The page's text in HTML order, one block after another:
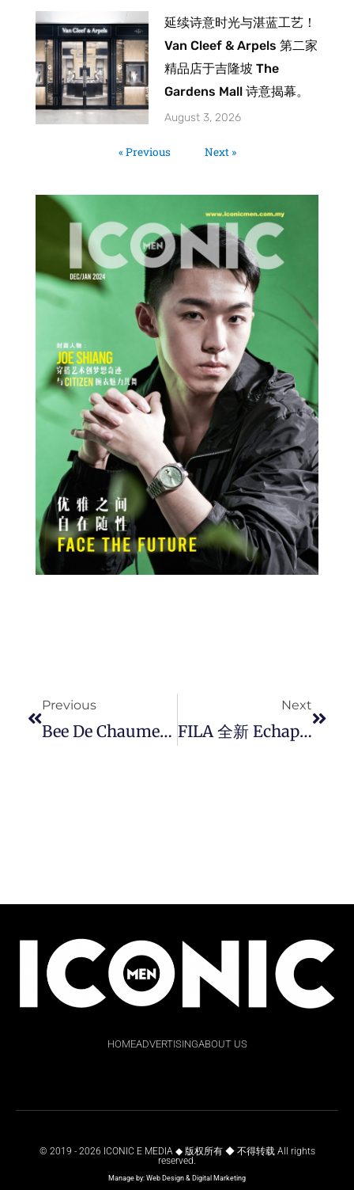
延续诗意时光与湛蓝工艺！
Van Cleef & Arpels 第二家
精品店于吉隆坡 The
Gardens Mall 诗意揭幕。
August 3, 2026
« Previous Next »
Previous
Bee De Chaumet 珠宝系列为友谊点缀永恒真挚璀璨光芒。
Next
FILA 全新 Echappe VC V2 系列轻松搭配不同风格场合，展现女性柔中带刚的时尚态度。
HOMEADVERTISINGABOUT US
© 2019 - 2026 ICONIC E MEDIA ◆ 版权所有 ◆ 不得转载 All rights
reserved.
Manage by: Web Design & Digital Marketing